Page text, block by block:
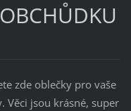
zde oblečky pro vaše
Věci jsou krásné, super